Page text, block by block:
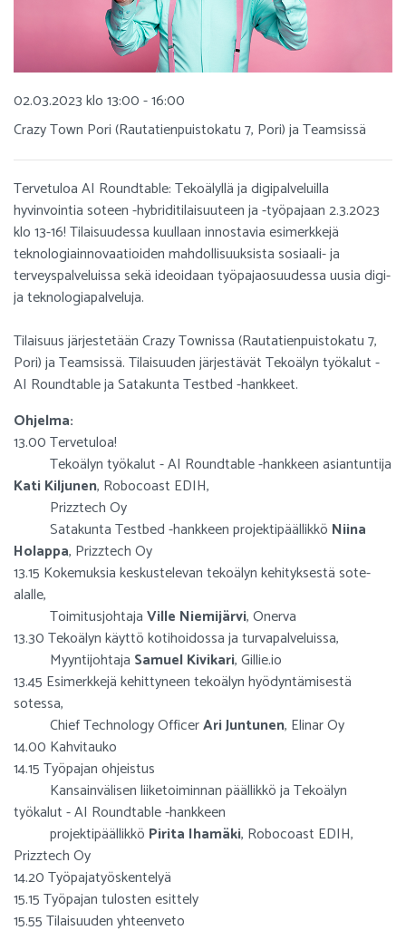
02.03.2023 klo 13:00 - 16:00
Crazy Town Pori (Rautatienpuistokatu 7, Pori) ja Teamsissä
Tervetuloa AI Roundtable: Tekoälyllä ja digipalveluilla
hyvinvointia soteen -hybriditilaisuuteen ja -työpajaan 2.3.2023
klo 13-16! Tilaisuudessa kuullaan innostavia esimerkkejä
teknologiainnovaatioiden mahdollisuuksista sosiaali- ja
terveyspalveluissa sekä ideoidaan työpajaosuudessa uusia digi-
ja teknologiapalveluja.
Tilaisuus järjestetään Crazy Townissa (Rautatienpuistokatu 7,
Pori) ja Teamsissä. Tilaisuuden järjestävät Tekoälyn työkalut -
AI Roundtable ja Satakunta Testbed -hankkeet.
Ohjelma:
13.00 Tervetuloa!
Tekoälyn työkalut - AI Roundtable -hankkeen asiantuntija
Kati Kiljunen, Robocoast EDIH,
Prizztech Oy
Satakunta Testbed -hankkeen projektipäällikkö Niina
Holappa, Prizztech Oy
13.15 Kokemuksia keskustelevan tekoälyn kehityksestä sote-
alalle,
ToimitusjohtajaVille Niemijärvi, Onerva
13.30 Tekoälyn käyttö kotihoidossa ja turvapalveluissa,
Myyntijohtaja Samuel Kivikari, Gillie.io
13.45 Esimerkkejä kehittyneen tekoälyn hyödyntämisestä
sotessa,
Chief Technology OfficerAri Juntunen, Elinar Oy
14.00 Kahvitauko
14.15 Työpajan ohjeistus
Kansainvälisen liiketoiminnan päällikkö ja Tekoälyn
työkalut - AI Roundtable -hankkeen
projektipäällikkö Pirita Ihamäki, Robocoast EDIH,
Prizztech Oy
14.20 Työpajatyöskentelyä
15.15 Työpajan tulosten esittely
15.55 Tilaisuuden yhteenveto